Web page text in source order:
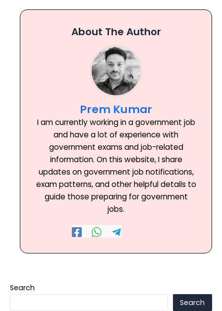
About The Author
Prem Kumar
I am currently working in a government job
and have a lot of experience with
government exams and job-related
information. On this website, I share
updates on government job notifications,
exam patterns, and other helpful details to
guide those preparing for government
jobs.
Search
Search